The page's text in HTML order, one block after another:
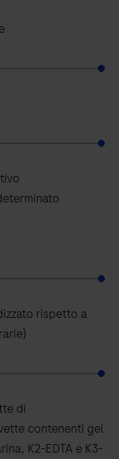
rispetto a
di
contenenti gel
K2-EDTA e K3-